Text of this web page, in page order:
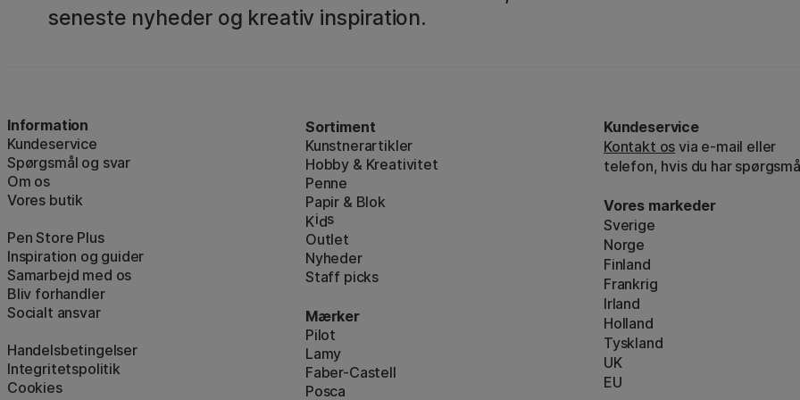
seneste nyheder og kreativ inspiration.
Information
Kundeservice
Spørgsmål og svar
Om os
Vores butik
Pen Store Plus
Inspiration og guider
Samarbejd med os
Bliv forhandler
Socialt ansvar
Handelsbetingelser
Integritetspolitik
Cookies
Sortiment
Kunstnerartikler
Hobby & Kreativitet
Penne
Papir & Blok
Kids
Outlet
Nyheder
Staff picks
Mærker
Pilot
Lamy
Faber-Castell
Posca
Kundeservice
Kontakt os via e-mail eller
telefon, hvis du har
Vores markeder
Sverige
Norge
Finland
Frankrig
Irland
Holland
Tyskland
UK
EU